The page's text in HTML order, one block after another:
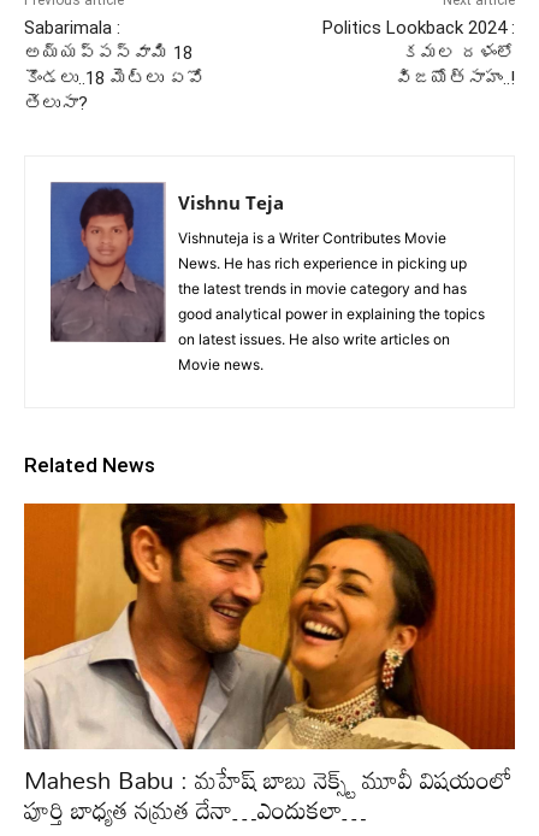
Sabarimala :
అయ్యప్పస్వామి 18
కొండలు..18 మెట్లు ఏవో
తెలుసా?
Politics Lookback 2024 :
కమల దళంలో
విజయోత్సాహం..!
Vishnu Teja
Vishnuteja is a Writer Contributes Movie
News. He has rich experience in picking up
the latest trends in movie category and has
good analytical power in explaining the topics
on latest issues. He also write articles on
Movie news.
Related News
Mahesh Babu : మహేష్ బాబు నెక్స్ట్ మూవీ విషయంలో
పూర్తి బాధ్యత నమ్రత దేనా…ఎందుకలా…